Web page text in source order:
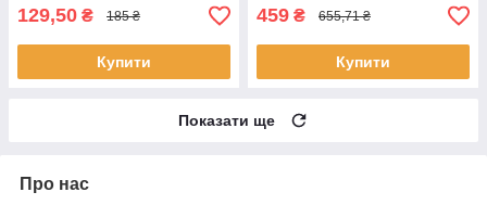
129,50 ₴ 185 ₴
Купити
459 ₴ 655,71 ₴
Купити
Показати ще
Про нас